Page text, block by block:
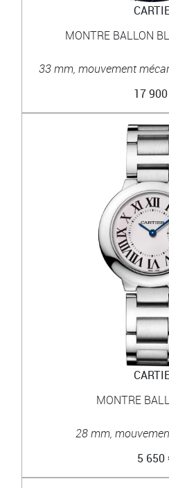
MONTRE BALLON
33 mm, mouvement
17
MONTRE
28 mm,
5 650